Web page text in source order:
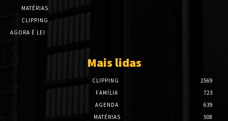
MATÉRIAS
CLIPPING
AGORA É LEI
Mais lidas
CLIPPING
2569
FAMÍLIA
723
AGENDA
639
MATÉRIAS
508